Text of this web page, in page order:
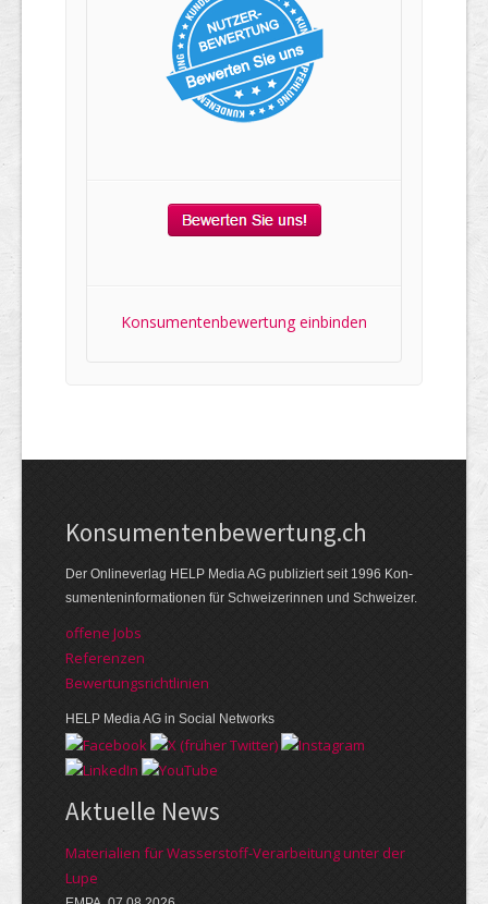
Konsumentenbewertung einbinden
Kon­su­menten­be­wer­tung.ch
Der Online­verlag HELP Media AG publi­ziert seit 1996 Kon­
su­menten­infor­mationen für Schwei­zerinnen und Schweizer.
offene Jobs
Referenzen
Bewer­tungs­richt­linien
HELP Media AG in Social Networks
Aktuelle News
Materialien für Wasserstoff-Verarbeitung unter der
Lupe